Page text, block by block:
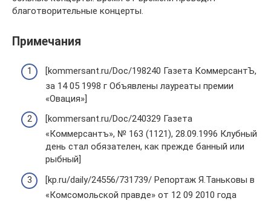
благотворительные концерты.
Примечания
[kommersant.ru/Doc/198240 Газета КоммерсантЪ,
за 14 05 1998 г Объявлены лауреаты премии
«Овация»]
[kommersant.ru/Doc/240329 Газета
«Коммерсантъ», № 163 (1121), 28.09.1996 Клубный
день стал обязателен, как прежде банный или
рыбный]
[kp.ru/daily/24556/731739/ Репортаж Я.Таньковы в
«Комсомольской правде» от 12 09 2010 года